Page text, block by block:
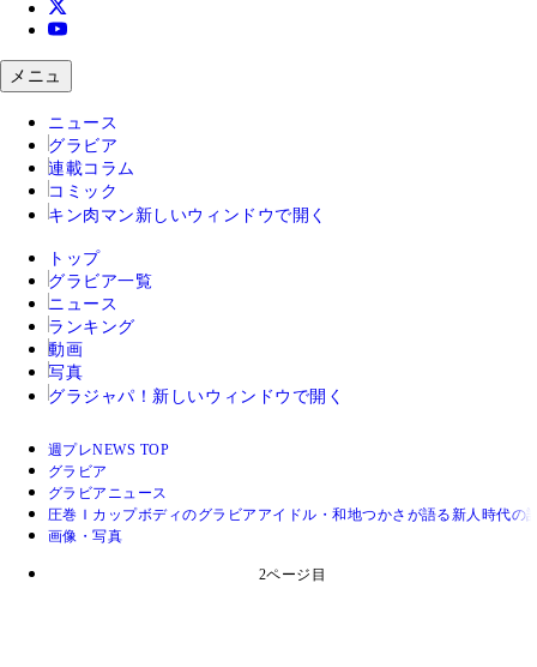
メニュ
ニュース
グラビア
連載コラム
コミック
キン肉マン 新しいウィンドウで開く
トップ
グラビア一覧
ニュース
ランキング
動画
写真
グラジャパ！ 新しいウィンドウで開く
週プレNEWS TOP
グラビア
グラビアニュース
圧巻Ｉカップボディのグラビアアイドル・和地つかさが語る新人時代
画像・写真
2ページ目